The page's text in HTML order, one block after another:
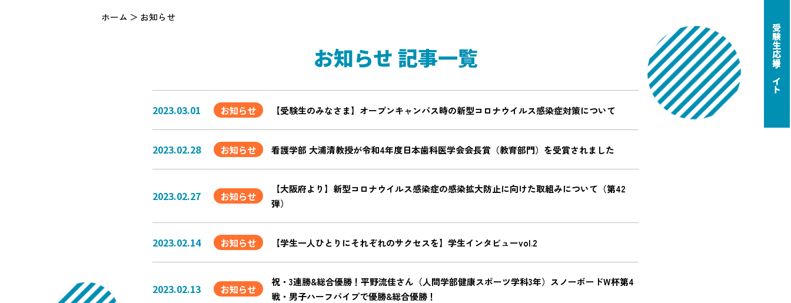
受験生応援サイト
ホーム お知らせ
お知らせ 記事一覧
2023.03.01 お知らせ 【受験生のみなさま】オープンキャンパス時の新型コロナウイルス感染症対策について
2023.02.28 お知らせ 看護学部 大浦清教授が令和4年度日本歯科医学会会長賞（教育部門）を受賞されました
2023.02.27 お知らせ
【大阪府より】新型コロナウイルス感染症の感染拡大防止に向けた取組みについて（第42
弾）
2023.02.14 お知らせ 【学生一人ひとりにそれぞれのサクセスを】学生インタビューvol.2
2023.02.13 お知らせ
祝・3連勝&総合優勝！平野流佳さん（人間学部健康スポーツ学科3年）スノーボードW杯第4
戦・男子ハーフパイプで優勝&総合優勝！